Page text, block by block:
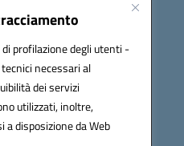
profilazione degli utenti -
necessari al
dei servizi
utilizzati, inoltre,
disposizione da Web
Seguici su: